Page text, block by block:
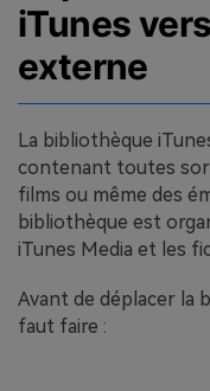
iTunes
externe
La bibliothèque
contenant toutes
films ou même des
bibliothèque est
iTunes Media et les
Avant de déplacer la
faut faire :